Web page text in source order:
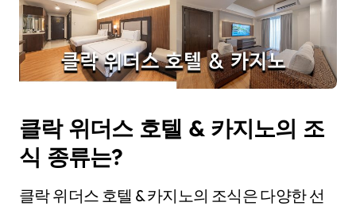
클락 위더스 호텔 & 카지노의 조
식 종류는?
클락 위더스 호텔 & 카지노의 조식은 다양한 선